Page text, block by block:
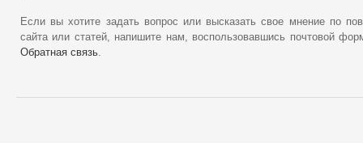
Если вы хотите задать вопрос или высказать свое мнение по
сайта или статей, напишите нам, воспользовавшись почтовой
Обратная связь.